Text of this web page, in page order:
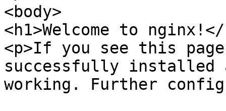
<body>
<h1>Welcome to nginx!</
<p>If you see this
successfully installed
working. Further